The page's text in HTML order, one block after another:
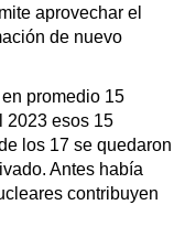
aprovechar el
de nuevo
promedio 15
2023 esos 15
los 17 se quedaron
Antes había
contribuyen